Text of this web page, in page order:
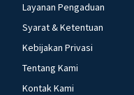
Layanan Pengaduan
Syarat & Ketentuan
Kebijakan Privasi
Tentang Kami
Kontak Kami